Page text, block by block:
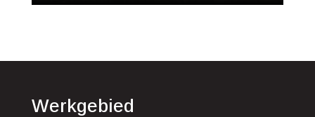
Werkgebied